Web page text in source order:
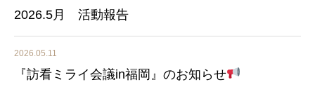
2026.5月 活動報告
2026.05.11
『訪看ミライ会議in福岡』のお知らせ